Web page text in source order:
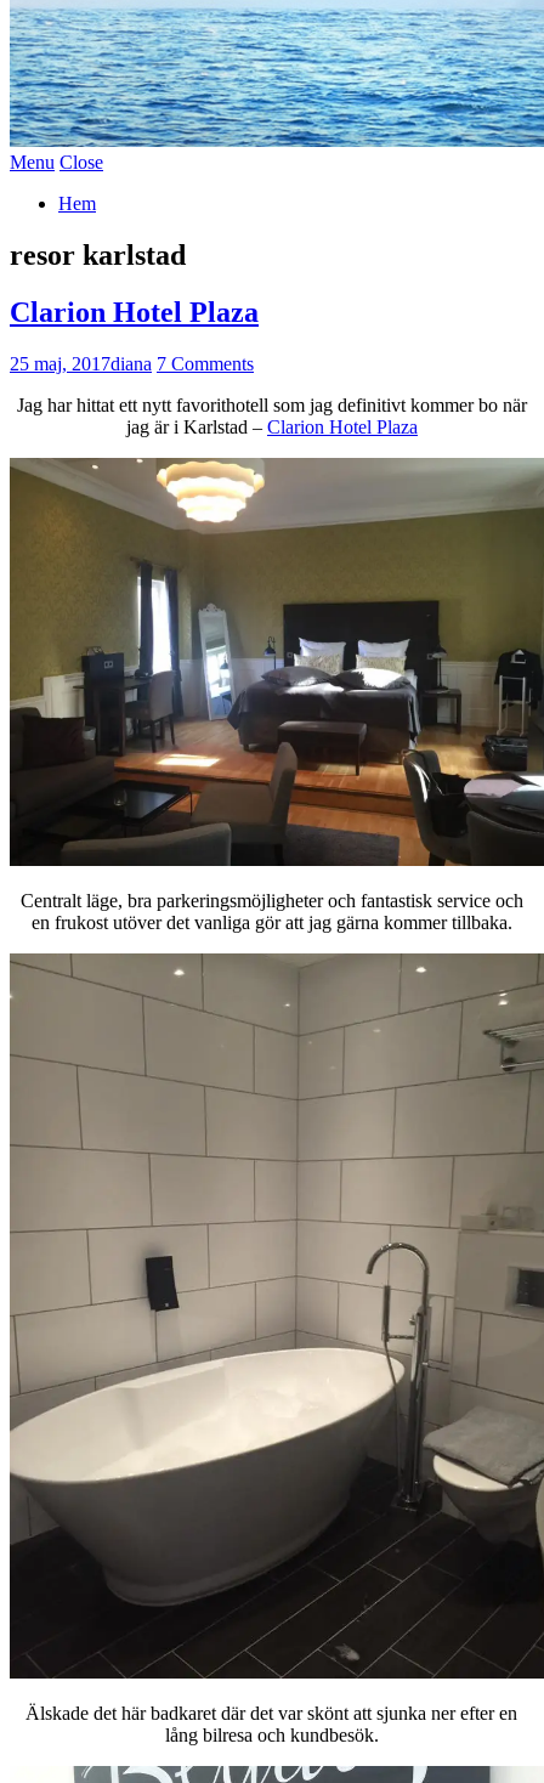
Menu Close
Hem
resor karlstad
Clarion Hotel Plaza
25 maj, 2017diana 7 Comments
Jag har hittat ett nytt favorithotell som jag definitivt kommer bo när
jag är i Karlstad – Clarion Hotel Plaza
Centralt läge, bra parkeringsmöjligheter och fantastisk service och
en frukost utöver det vanliga gör att jag gärna kommer tillbaka.
Älskade det här badkaret där det var skönt att sjunka ner efter en
lång bilresa och kundbesök.